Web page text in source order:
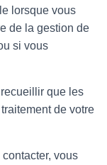
lorsque vous
de la gestion de
si vous
que les
de votre
vous